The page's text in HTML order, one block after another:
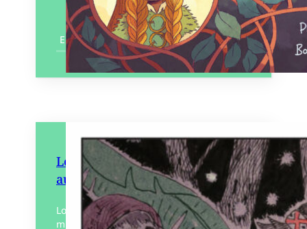
En savoir plus
Lost Gods – Maxa, la sorcière
aux yeux de chats
Lost gods, la suite. Maxa, est la nouvelle
mission de Mo yu, la passeuse d’esprit. La